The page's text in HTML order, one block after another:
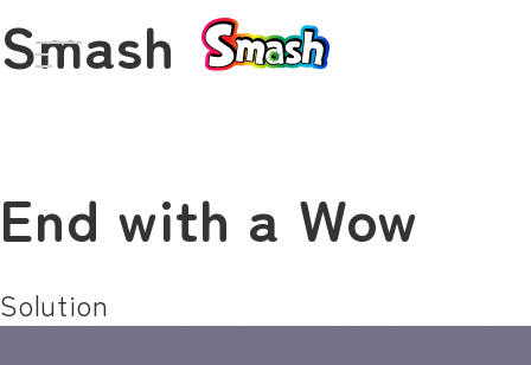
Smash
End with a Wow
Solution